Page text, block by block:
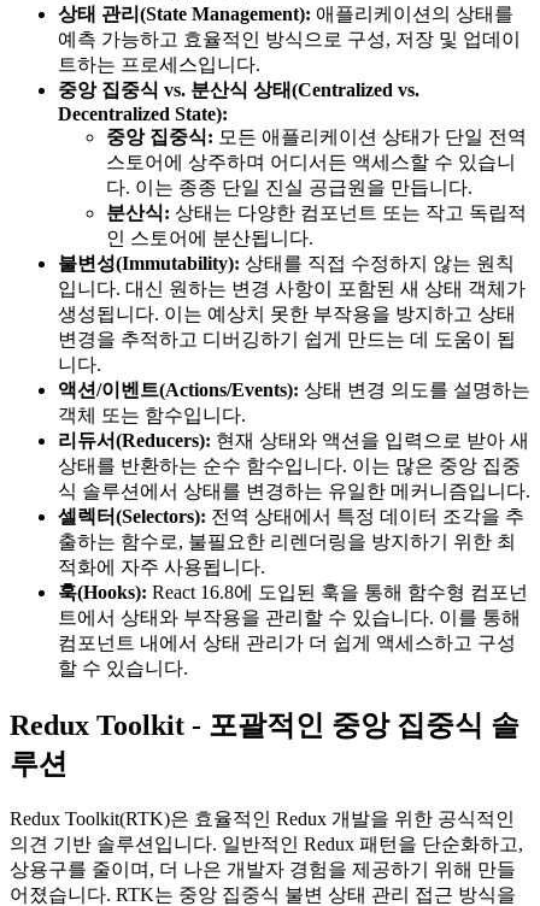
상태 관리(State Management): 애플리케이션의 상태를
예측 가능하고 효율적인 방식으로 구성, 저장 및 업데이
트하는 프로세스입니다.
중앙 집중식 vs. 분산식 상태(Centralized vs.
Decentralized State):
중앙 집중식: 모든 애플리케이션 상태가 단일 전역
스토어에 상주하며 어디서든 액세스할 수 있습니
다. 이는 종종 단일 진실 공급원을 만듭니다.
분산식: 상태는 다양한 컴포넌트 또는 작고 독립적
인 스토어에 분산됩니다.
불변성(Immutability): 상태를 직접 수정하지 않는 원칙
입니다. 대신 원하는 변경 사항이 포함된 새 상태 객체가
생성됩니다. 이는 예상치 못한 부작용을 방지하고 상태
변경을 추적하고 디버깅하기 쉽게 만드는 데 도움이 됩
니다.
액션/이벤트(Actions/Events): 상태 변경 의도를 설명하는
객체 또는 함수입니다.
리듀서(Reducers): 현재 상태와 액션을 입력으로 받아 새
상태를 반환하는 순수 함수입니다. 이는 많은 중앙 집중
식 솔루션에서 상태를 변경하는 유일한 메커니즘입니다.
셀렉터(Selectors): 전역 상태에서 특정 데이터 조각을 추
출하는 함수로, 불필요한 리렌더링을 방지하기 위한 최
적화에 자주 사용됩니다.
훅(Hooks): React 16.8에 도입된 훅을 통해 함수형 컴포넌
트에서 상태와 부작용을 관리할 수 있습니다. 이를 통해
컴포넌트 내에서 상태 관리가 더 쉽게 액세스하고 구성
할 수 있습니다.
Redux Toolkit - 포괄적인 중앙 집중식 솔
루션
Redux Toolkit(RTK)은 효율적인 Redux 개발을 위한 공식적인
의견 기반 솔루션입니다. 일반적인 Redux 패턴을 단순화하고,
상용구를 줄이며, 더 나은 개발자 경험을 제공하기 위해 만들
어졌습니다. RTK는 중앙 집중식 불변 상태 관리 접근 방식을